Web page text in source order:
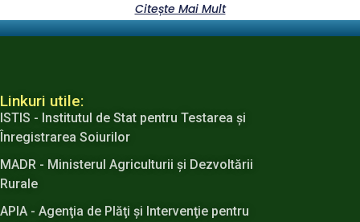
Citește Mai Mult
Linkuri utile:
ISTIS - Institutul de Stat pentru Testarea şi
Înregistrarea Soiurilor
MADR - Ministerul Agriculturii şi Dezvoltării
Rurale
APIA - Agenţia de Plăţi şi Intervenţie pentru